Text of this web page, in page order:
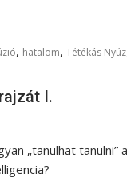
, hatalom, Tétékás Nyúz
I.
„tanulhat